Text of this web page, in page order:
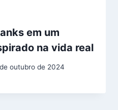
em um
na vida real
outubro de 2024